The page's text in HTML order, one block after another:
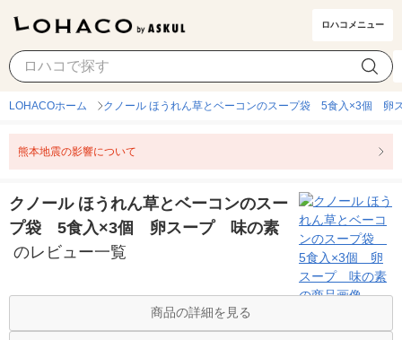
ロハコメニュー
LOHACOホーム クノール ほうれん草とベーコンのスープ袋 5食入×3個 卵
熊本地震の影響について
クノール ほうれん草とベーコンのスー
プ袋 5食入×3個 卵スープ 味の素
のレビュー一覧
商品の詳細を見る